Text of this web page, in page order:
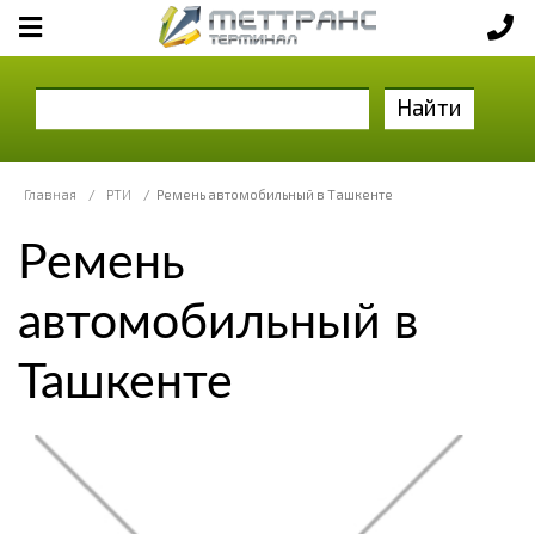
Найти
Главная / РТИ / Ремень автомобильный в Ташкенте
Ремень
автомобильный в
Ташкенте